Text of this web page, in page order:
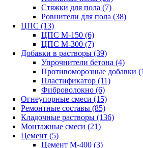
Стяжки для пола (7)
Ровнители для пола (38)
ЦПС (13)
ЦПС М-150 (6)
ЦПС М-300 (7)
Добавки в растворы (39)
Упрочнители бетона (4)
Противоморозные добавки
Пластификатор (11)
Фиброволокно (6)
Огнеупорные смеси (15)
Ремонтные составы (85)
Кладочные растворы (136)
Монтажные смеси (21)
Цемент (5)
Цемент М-400 (3)